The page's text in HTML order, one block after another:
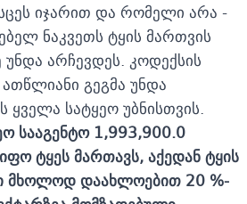
იჯარით და რომელი არა -
ნაკვეთს ტყის მართვის
არჩევდეს. კოდექსის
გეგმა უნდა
ყველა სატყეო უბნისთვის.
სააგენტო 1,993,900.0
ტყეს მართავს, აქედან ტყის
მხოლოდ დაახლოებით 20 %-